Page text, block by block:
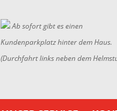
Ab sofort gibt es einen
Kundenparkplatz hinter dem Haus.
(Durchfahrt links neben dem